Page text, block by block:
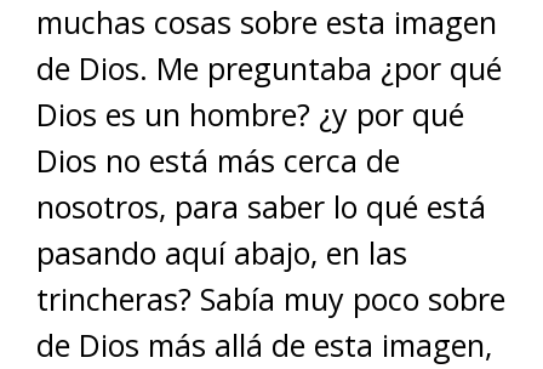
muchas cosas sobre esta imagen
de Dios. Me preguntaba ¿por qué
Dios es un hombre? ¿y por qué
Dios no está más cerca de
nosotros, para saber lo qué está
pasando aquí abajo, en las
trincheras? Sabía muy poco sobre
de Dios más allá de esta imagen,